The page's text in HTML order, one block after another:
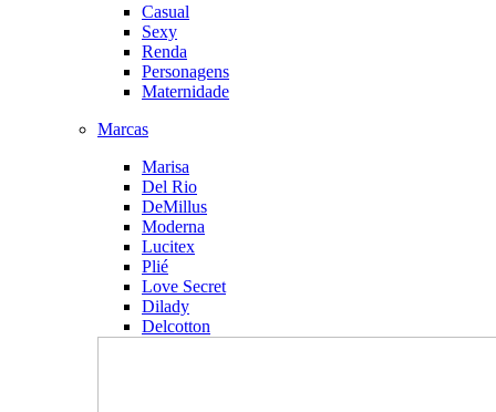
Casual
Sexy
Renda
Personagens
Maternidade
Marcas
Marisa
Del Rio
DeMillus
Moderna
Lucitex
Plié
Love Secret
Dilady
Delcotton